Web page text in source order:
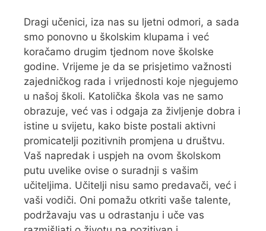
Dragi učenici, iza nas su ljetni odmori, a sada
smo ponovno u školskim klupama i već
koračamo drugim tjednom nove školske
godine. Vrijeme je da se prisjetimo važnosti
zajedničkog rada i vrijednosti koje njegujemo
u našoj školi. Katolička škola vas ne samo
obrazuje, već vas i odgaja za življenje dobra i
istine u svijetu, kako biste postali aktivni
promicatelji pozitivnih promjena u društvu.
Vaš napredak i uspjeh na ovom školskom
putu uvelike ovise o suradnji s vašim
učiteljima. Učitelji nisu samo predavači, već i
vaši vodiči. Oni pomažu otkriti vaše talente,
podržavaju vas u odrastanju i uče vas